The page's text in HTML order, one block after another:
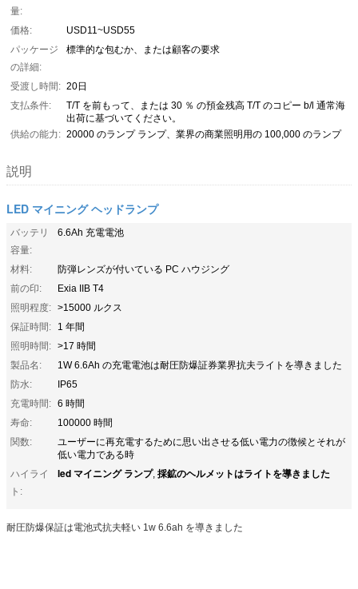
量:
価格:
USD11~USD55
パッケージ
の詳細:
標準的な包むか、または顧客の要求
受渡し時間: 20日
支払条件:
T/T を前もって、または 30 ％ の預金残高 T/T のコピー b/l 通常海
出荷に基づいてください。
供給の能力: 20000 のランプ ランプ、業界の商業照明用の 100,000 のランプ
説明
LED マイニング ヘッドランプ
バッテリ
容量:
6.6Ah 充電電池
材料:
防弾レンズが付いている PC ハウジング
前の印:
Exia IIB T4
照明程度: >15000 ルクス
保証時間:
1 年間
照明時間: >17 時間
製品名:
1W 6.6Ah の充電電池は耐圧防爆証券業界抗夫ライトを導きました
防水:
IP65
充電時間: 6 時間
寿命:
100000 時間
関数:
ユーザーに再充電するために思い出させる低い電力の徴候とそれが
低い電力である時
ハイライ
ト:
led マイニング ランプ, 採鉱のヘルメットはライトを導きました
耐圧防爆保証は電池式抗夫軽い 1w 6.6ah を導きました